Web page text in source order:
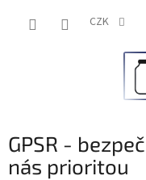
CZK
GPSR -
nás prioritou